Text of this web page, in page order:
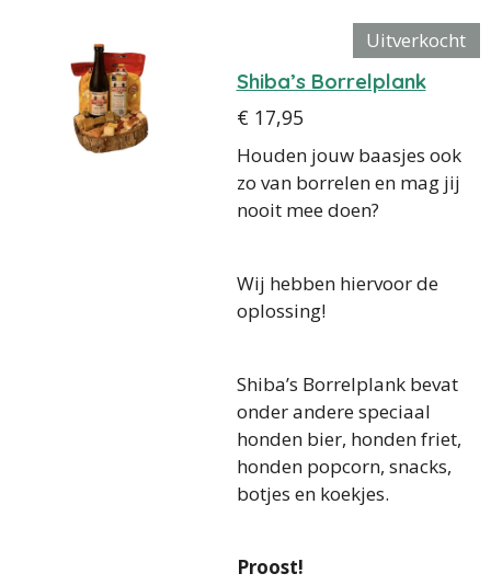
Uitverkocht
Shiba’s Borrelplank
€ 17,95
Houden jouw baasjes ook
zo van borrelen en mag jij
nooit mee doen?
Wij hebben hiervoor de
oplossing!
Shiba’s Borrelplank bevat
onder andere speciaal
honden bier, honden friet,
honden popcorn, snacks,
botjes en koekjes.
Proost!